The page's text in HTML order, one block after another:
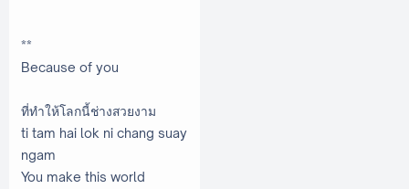
**
Because of you
ที่ทำให้โลกนี้ช่างสวยงาม
ti tam hai lok ni chang suay
ngam
You make this world